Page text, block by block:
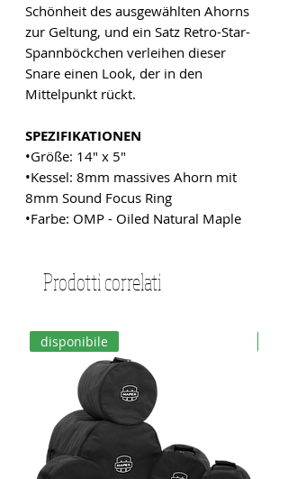
Schönheit des ausgewählten Ahorns
zur Geltung, und ein Satz Retro-Star-
Spannböckchen verleihen dieser
Snare einen Look, der in den
Mittelpunkt rückt.
SPEZIFIKATIONEN
•Größe: 14" x 5"
•Kessel: 8mm massives Ahorn mit
8mm Sound Focus Ring
•Farbe: OMP - Oiled Natural Maple
Prodotti correlati
disponibile